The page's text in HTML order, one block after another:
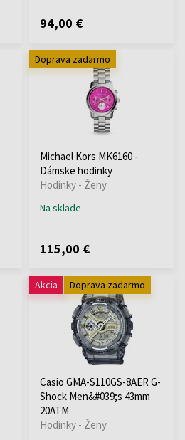
94,00 €
Doprava zadarmo
Michael Kors MK6160 -
Dámske hodinky
Hodinky - Ženy
Na sklade
115,00 €
Akcia Doprava zadarmo
Casio GMA-S110GS-8AER G-
Shock Men&#039;s 43mm
20ATM
Hodinky - Ženy